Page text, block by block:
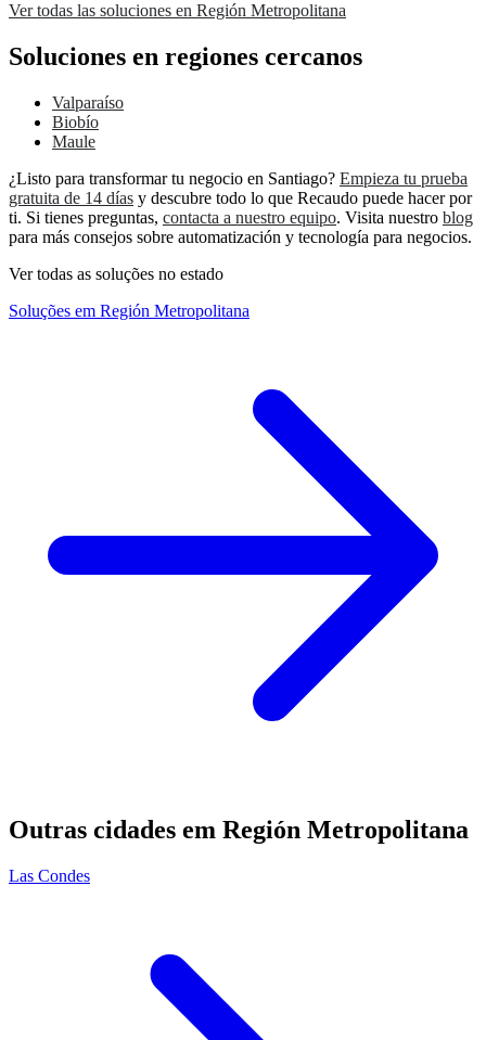
Ver todas las soluciones en Región Metropolitana
Soluciones en regiones cercanos
Valparaíso
Biobío
Maule
¿Listo para transformar tu negocio en Santiago? Empieza tu prueba
gratuita de 14 días y descubre todo lo que Recaudo puede hacer por
ti. Si tienes preguntas, contacta a nuestro equipo. Visita nuestro blog
para más consejos sobre automatización y tecnología para negocios.
Ver todas as soluções no estado
Soluções em Región Metropolitana
Outras cidades em Región Metropolitana
Las Condes